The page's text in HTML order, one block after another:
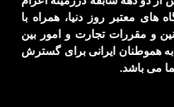
های معتبر روز دنیا، همراه با
و مقررات تجارت و امور بین
به هموطنان ایرانی برای گسترش
می باشد.